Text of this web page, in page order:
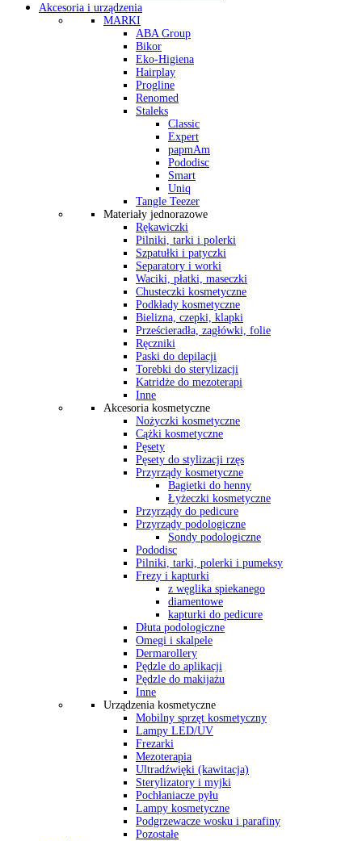
Akcesoria i urządzenia
MARKI
ABA Group
Bikor
Eko-Higiena
Hairplay
Progline
Renomed
Staleks
Classic
Expert
papmAm
Pododisc
Smart
Uniq
Tangle Teezer
Materiały jednorazowe
Rękawiczki
Pilniki, tarki i polerki
Szpatułki i patyczki
Separatory i worki
Waciki, płatki, maseczki
Chusteczki kosmetyczne
Podkłady kosmetyczne
Bielizna, czepki, klapki
Prześcieradła, zagłówki, folie
Ręczniki
Paski do depilacji
Torebki do sterylizacji
Katridże do mezoterapi
Inne
Akcesoria kosmetyczne
Nożyczki kosmetyczne
Cążki kosmetyczne
Pęsety
Pęsety do stylizacji rzęs
Przyrządy kosmetyczne
Bagietki do henny
Łyżeczki kosmetyczne
Przyrządy do pedicure
Przyrządy podologiczne
Sondy podologiczne
Pododisc
Pilniki, tarki, polerki i pumeksy
Frezy i kapturki
z węglika spiekanego
diamentowe
kapturki do pedicure
Dłuta podologiczne
Omegi i skalpele
Dermarollery
Pędzle do aplikacji
Pędzle do makijażu
Inne
Urządzenia kosmetyczne
Mobilny sprzęt kosmetyczny
Lampy LED/UV
Frezarki
Mezoterapia
Ultradźwięki (kawitacja)
Sterylizatory i myjki
Pochłaniacze pyłu
Lampy kosmetyczne
Podgrzewacze wosku i parafiny
Pozostałe